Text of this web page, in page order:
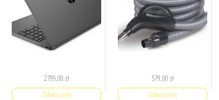
2799,00 zł
Zobacz cenę
579,00 zł
Zobacz cenę